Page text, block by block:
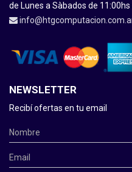
de Lunes a Sàbados de 11:00hs
NEWSLETTER
Recibí ofertas en tu email